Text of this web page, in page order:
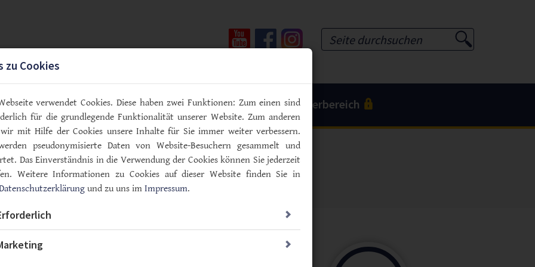
YouTubeFacebookInstagramSuchformular
& Termine Informationen Kontakt Mitgliederbereich
zu Cookies
verwendet Cookies. Diese haben zwei Funktionen: Zum einen sind
für die grundlegende Funktionalität unserer Website. Zum anderen
mit Hilfe der Cookies unsere Inhalte für Sie immer weiter verbessern.
pseudonymisierte Daten von Website-Besuchern gesammelt und
Das Einverständnis in die Verwendung der Cookies können Sie jederzeit
Weitere Informationen zu Cookies auf dieser Website finden Sie in
und zu uns im Impressum.